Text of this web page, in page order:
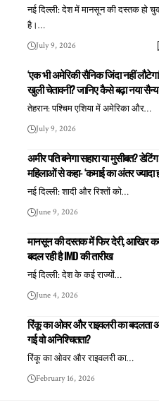
नई दिल्ली: देश में मानसून की दस्तक हो
है।…
July 9, 2026
‘एक भी अमेरिकी सैनिक जिंदा नहीं
खुली चेतावनी? जानिए कैसे बढ़ा नया
तेहरान: पश्चिम एशिया में अमेरिका और…
July 9, 2026
अमीर पति बनेगा सहारा या मुसीबत?
महिलाओं से कहा- ‘कमाई का अंतर ज्यादा
नई दिल्ली: शादी और रिश्तों को…
June 9, 2026
मानसून की दस्तक में फिर देरी, आखिर
बदल रही है IMD की तारीख
नई दिल्ली: देश के कई राज्यों…
June 4, 2026
रिंकू का ओवर और राइवलरी का बदलता
गई वो अनिश्चितता?
रिंकू का ओवर और राइवलरी का…
February 16, 2026